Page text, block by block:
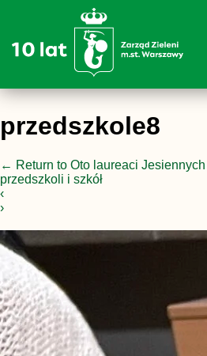
przedszkole8
← Return to Oto laureaci
przedszkoli i szkół
‹
›